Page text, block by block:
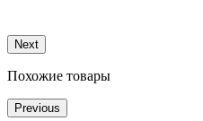
Next
Похожие товары
Previous